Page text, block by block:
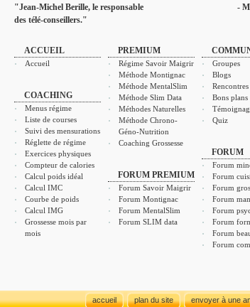
"Jean-Michel Berille, le responsable
des télé-conseillers."
-
ACCUEIL
Accueil
COACHING
Menus régime
Liste de courses
Suivi des mensurations
Réglette de régime
Exercices physiques
Compteur de calories
Calcul poids idéal
Calcul IMC
Courbe de poids
Calcul IMG
Grossesse mois par
mois
PREMIUM
Régime Savoir Maigrir
Méthode Montignac
Méthode MentalSlim
Méthode Slim Data
Méthodes Naturelles
Méthode Chrono-
Géno-Nutrition
Coaching Grossesse
FORUM PREMIUM
Forum Savoir Maigrir
Forum Montignac
Forum MentalSlim
Forum SLIM data
Groupes
Blogs
Rencontres
Bons plans
Quiz
FORUM
Forum
Forum
Forum
Forum
Forum
Forum
Forum
Forum
accueil plan du site envoyer à une